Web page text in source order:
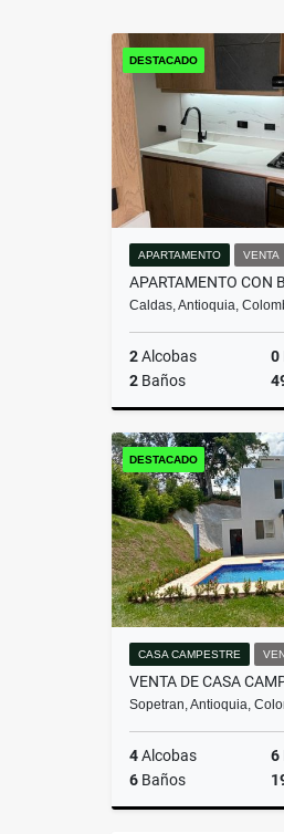
DESTACADO
APARTAMENTO VENTA
Caldas, Antioquia,
2Alcobas 0
2 Baños
DESTACADO
CASA CAMPESTRE
Sopetran, Antioquia,
4Alcobas 6
6 Baños